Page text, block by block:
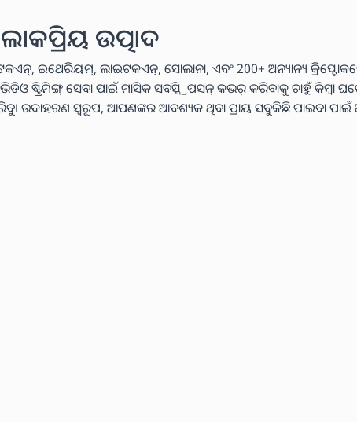
ଉତ୍ପାଦ
ଇଥେରିୟମ୍, ଲାଇଟକଏନ୍, ସୋଲାନା, ଏବଂ 200+ ଅନ୍ୟାନ୍ୟ
ସେବା ପାଇଁ ମାସିକ ସବସ୍କ୍ରିପସନ୍ କଭର୍ କରିବାକୁ ଚାହୁଁ କିମ୍ବା
ଉଦାହରଣ ସ୍ୱରୂପ, ଆପଣଙ୍କର ଆବଶ୍ୟକ ଥିବା ପ୍ରାୟ ସବୁକିଛି ପାଇବା